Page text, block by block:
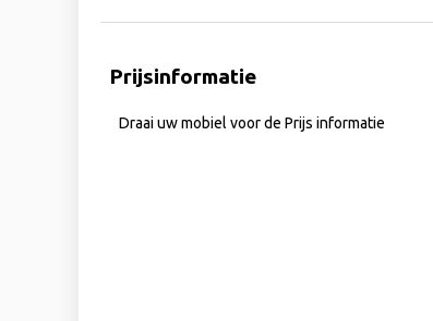
Prijsinformatie
Draai uw mobiel voor de Prijs informatie